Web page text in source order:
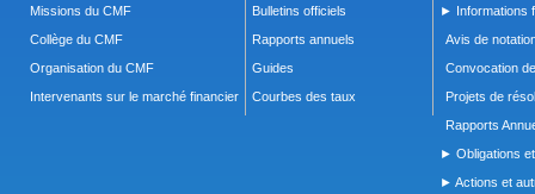
Missions du CMF
Collège du CMF
Organisation du CMF
Intervenants sur le marché financier
Bulletins officiels
Rapports annuels
Guides
Courbes des taux
► Informations
Avis de
Convocation
Projets de
Rapports
► Obligations
► Actions et